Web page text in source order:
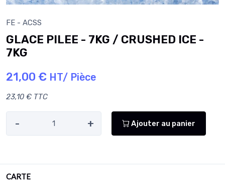
FE - ACSS
GLACE PILEE - 7KG / CRUSHED ICE -
7KG
21,00 € HT/ Pièce
23,10 € TTC
- + Ajouter au panier
CARTE